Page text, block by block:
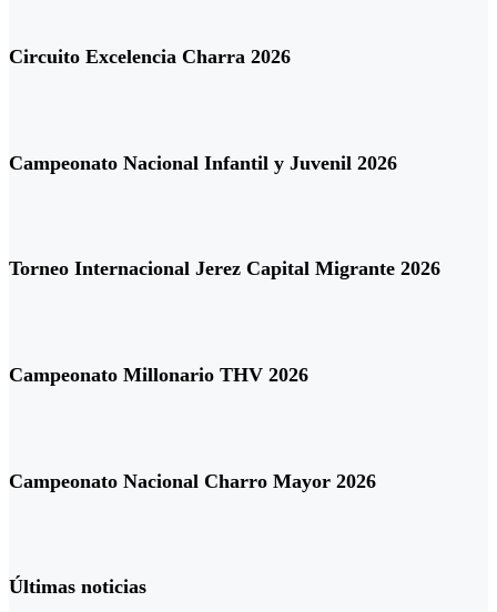
Circuito Excelencia Charra 2026
Campeonato Nacional Infantil y Juvenil 2026
Torneo Internacional Jerez Capital Migrante 2026
Campeonato Millonario THV 2026
Campeonato Nacional Charro Mayor 2026
Últimas noticias